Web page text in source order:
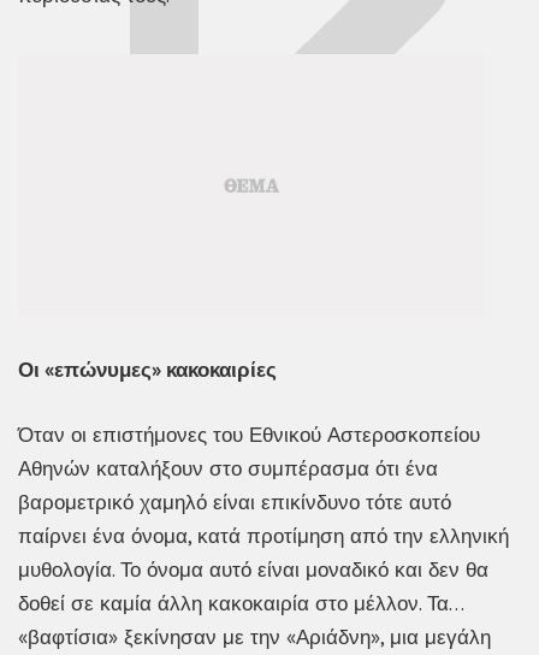
Οι «επώνυμες» κακοκαιρίες
Όταν οι επιστήμονες του Εθνικού Αστεροσκοπείου
Αθηνών καταλήξουν στο συμπέρασμα ότι ένα
βαρομετρικό χαμηλό είναι επικίνδυνο τότε αυτό
παίρνει ένα όνομα, κατά προτίμηση από την ελληνική
μυθολογία. Το όνομα αυτό είναι μοναδικό και δεν θα
δοθεί σε καμία άλλη κακοκαιρία στο μέλλον. Τα…
«βαφτίσια» ξεκίνησαν με την «Αριάδνη», μια μεγάλη